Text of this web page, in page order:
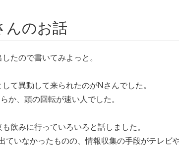
んのお話
たので書いてみよっと。
て異動して来られたのがNさんでした。
か、頭の回転が速い人でした。
飲みに行っていろいろと話しました。
ていなかったものの、情報収集の手段がテレ